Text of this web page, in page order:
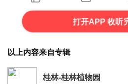
打开APP 收听
以上内容来自专辑
桂林-桂林植物园